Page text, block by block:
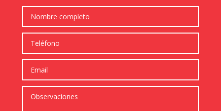
Características principales
Plataforma logística de nueva
construcción
Amplios patios de maniobra para
tráileres
Accesos independientes para
vehículos pesados y ligeros